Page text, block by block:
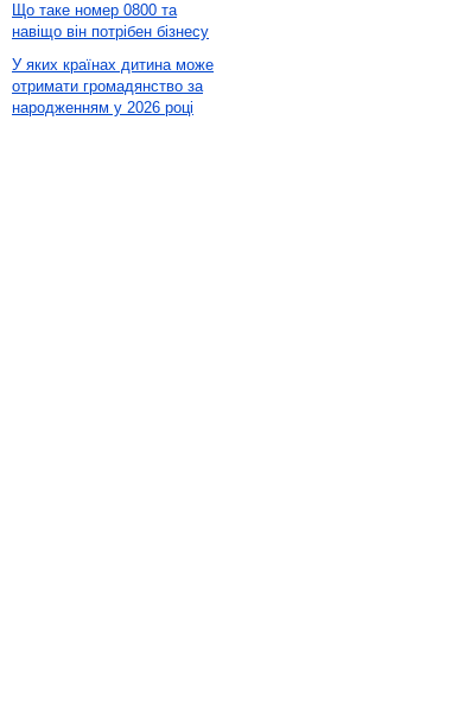
Що таке номер 0800 та
навіщо він потрібен бізнесу
У яких країнах дитина може
отримати громадянство за
народженням у 2026 році